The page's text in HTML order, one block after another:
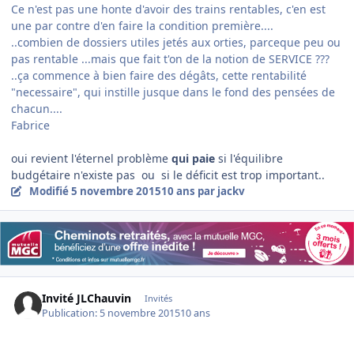
Ce n'est pas une honte d'avoir des trains rentables, c'en est
une par contre d'en faire la condition première....
..combien de dossiers utiles jetés aux orties, parceque peu ou
pas rentable ...mais que fait t'on de la notion de SERVICE ???
..ça commence à bien faire des dégâts, cette rentabilité
"necessaire", qui instille jusque dans le fond des pensées de
chacun....
Fabrice
oui revient l'éternel problème qui paie si l'équilibre
budgétaire n'existe pas ou si le déficit est trop important..
Modifié5 novembre 201510 ans par jackv
Invité JLChauvin Invités
Publication: 5 novembre 201510 ans